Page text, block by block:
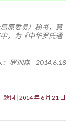
原委员）秘书，慧
，为《中华罗氏通
：罗训森 2014.6.18
题词 2014 年 6 月 21 日